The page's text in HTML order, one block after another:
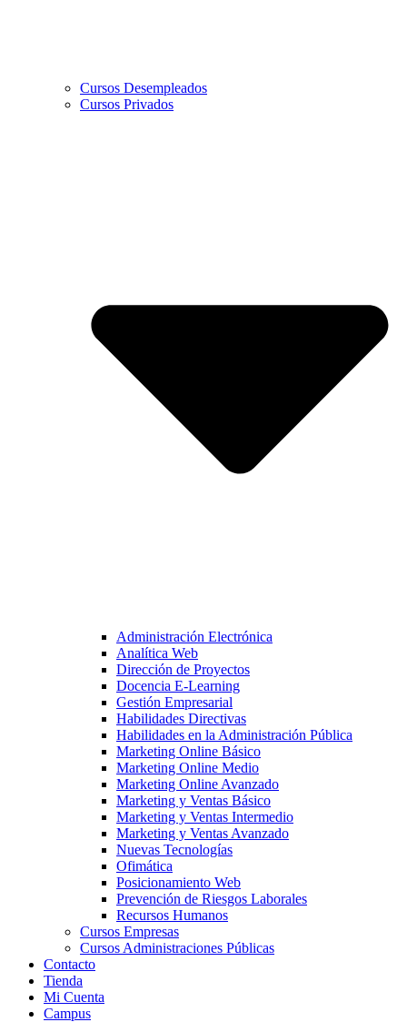
Cursos Desempleados
Cursos Privados
Administración Electrónica
Analítica Web
Dirección de Proyectos
Docencia E-Learning
Gestión Empresarial
Habilidades Directivas
Habilidades en la Administración Pública
Marketing Online Básico
Marketing Online Medio
Marketing Online Avanzado
Marketing y Ventas Básico
Marketing y Ventas Intermedio
Marketing y Ventas Avanzado
Nuevas Tecnologías
Ofimática
Posicionamiento Web
Prevención de Riesgos Laborales
Recursos Humanos
Cursos Empresas
Cursos Administraciones Públicas
Contacto
Tienda
Mi Cuenta
Campus